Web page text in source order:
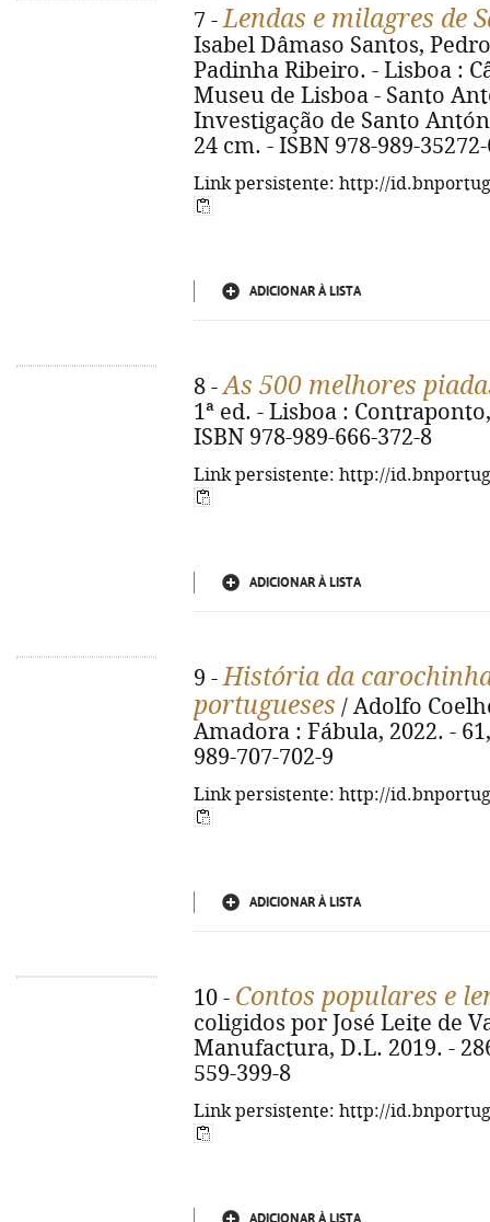
7 -Lendas e milagres de
Isabel Dâmaso Santos,
Padinha Ribeiro. - Lisboa :
Museu de Lisboa - Santo
Investigação de Santo
24 cm. - ISBN 978-989-
Link persistente: http://
ADICIONAR À LISTA
8 -As 500 melhores
1ª ed. - Lisboa :
ISBN 978-989-666-372-8
Link persistente: http://
ADICIONAR À LISTA
9 -História da
portugueses / Adolfo
Amadora : Fábula, 2022. -
989-707-702-9
Link persistente: http://
ADICIONAR À LISTA
10 - Contos populares e
coligidos por José Leite de
Manufactura, D.L. 2019. -
559-399-8
Link persistente: http://
ADICIONAR À LISTA